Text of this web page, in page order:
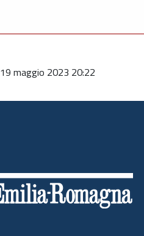
19 maggio 2023 20:22